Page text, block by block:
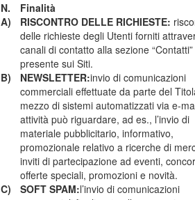
N.
Finalità
A)
RISCONTRO DELLE RICHIESTE:
delle richieste degli Utenti forniti
canali di contatto alla sezione “Contatti”
presente sui Siti.
B)
NEWSLETTER:invio di comunicazioni
commerciali effettuate da parte del
mezzo di sistemi automatizzati via e-
attività può riguardare, ad es., l’invio di
materiale pubblicitario, informativo,
promozionale relativo a ricerche di
inviti di partecipazione ad eventi,
offerte speciali, promozioni e novità.
C) SOFT SPAM:l’invio di comunicazioni